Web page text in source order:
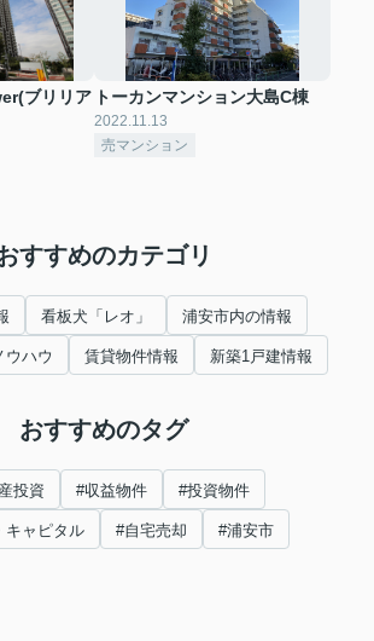
ブリリア トーカンマンション大島C棟
2022.11.13
売マンション
すすめのカテゴリ
看板犬「レオ」 浦安市内の情報
ウハウ 賃貸物件情報 新築1戸建情報
おすすめのタグ
投資 #収益物件 #投資物件
キャピタル #自宅売却 #浦安市